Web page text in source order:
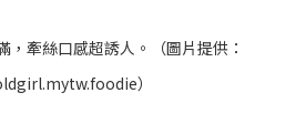
牽絲口感超誘人。（圖片提供：
）